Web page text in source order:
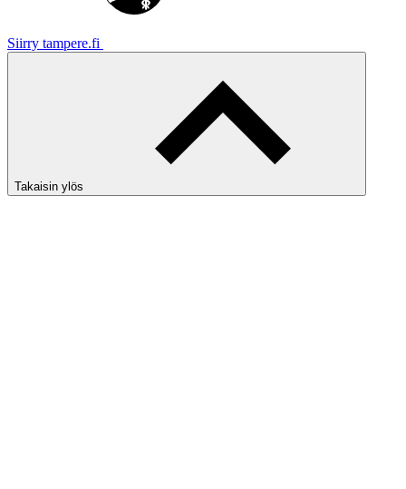
Siirry tampere.fi
Takaisin ylös